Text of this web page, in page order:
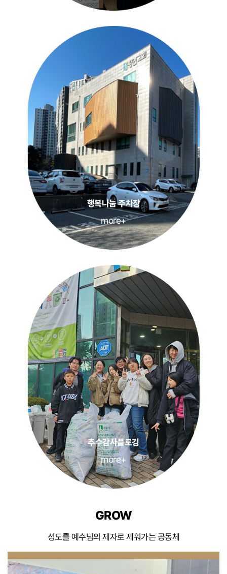
행복나눔 주차장
more+
추수감사플로깅
more+
GROW
성도를 예수님의 제자로 세워가는 공동체